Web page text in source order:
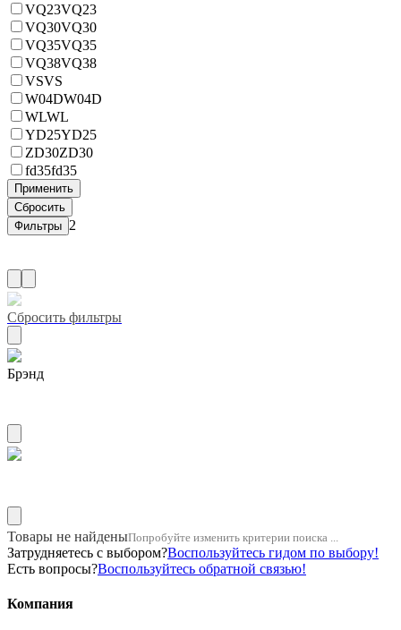
VQ23VQ23
VQ30VQ30
VQ35VQ35
VQ38VQ38
VSVS
W04DW04D
WLWL
YD25YD25
ZD30ZD30
fd35fd35
2
Сбросить фильтры
Брэнд
Товары не найденыПопробуйте изменить критерии поиска ...
Затрудняетесь с выбором?Воспользуйтесь гидом по выбору!
Есть вопросы?Воспользуйтесь обратной связью!
Компания